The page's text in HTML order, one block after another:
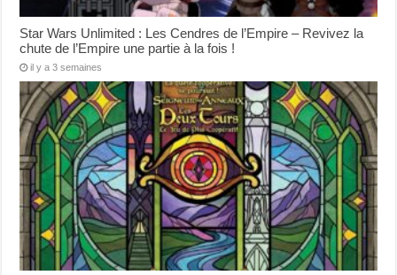
Star Wars Unlimited : Les Cendres de l’Empire – Revivez la
chute de l’Empire une partie à la fois !
il y a 3 semaines